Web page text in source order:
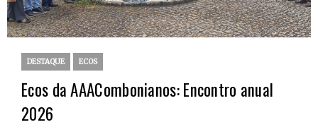
DESTAQUE ECOS
Ecos da AAACombonianos: Encontro anual
2026